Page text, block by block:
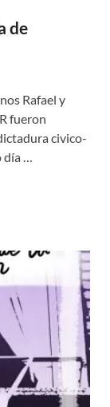
de
Rafael y
fueron
civico-
día …